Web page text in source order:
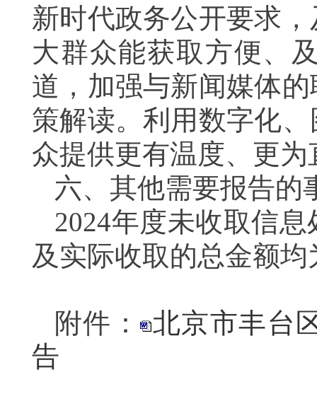
新时代政务公开要求
大群众能获取方便、
道，加强与新闻媒体
策解读。利用数字化
众提供更有温度、更
六、其他需要报告的
2024年度未收取信
及实际收取的总金额均
附件： 北京市丰台
告